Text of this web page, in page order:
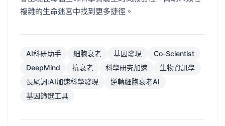
複雜的生命迷宮中找到更多捷徑。
AI科研助手 細胞衰老 基因發現
Co-Scientist
DeepMind
抗衰老 科學研究加速
生物資訊學
長尾詞:AI加速科學發現
逆轉細胞衰老AI
基因篩選工具